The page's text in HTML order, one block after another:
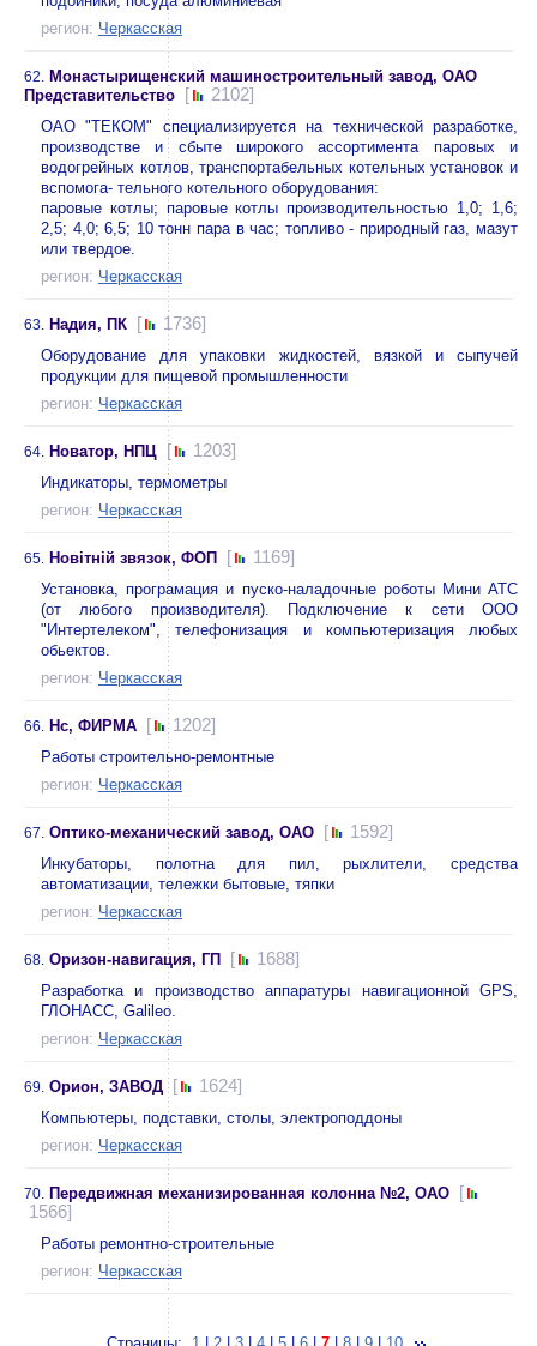
регион: Черкасская
62. Монастырищенский машиностроительный завод, ОАО
Представительство
[ 2102]
ОАО "ТЕКОМ" специализируется на технической разработке,
производстве и сбыте широкого ассортимента паровых и
водогрейных котлов, транспортабельных котельных установок и
вспомога- тельного котельного оборудования:
паровые котлы; паровые котлы производительностью 1,0; 1,6;
2,5; 4,0; 6,5; 10 тонн пара в час; топливо - природный газ, мазут
или твердое.
регион: Черкасская
63. Надия, ПК [ 1736]
Оборудование для упаковки жидкостей, вязкой и сыпучей
продукции для пищевой промышленности
регион: Черкасская
64. Новатор, НПЦ [ 1203]
Индикаторы, термометры
регион: Черкасская
65. Новітній звязок, ФОП [ 1169]
Установка, програмация и пуско-наладочные роботы Мини АТС
(от любого производителя). Подключение к сети ООО
"Интертелеком", телефонизация и компьютеризация любых
обьектов.
регион: Черкасская
66. Нс, ФИРМА [ 1202]
Работы строительно-ремонтные
регион: Черкасская
67. Оптико-механический завод, ОАО [ 1592]
Инкубаторы, полотна для пил, рыхлители, средства
автоматизации, тележки бытовые, тяпки
регион: Черкасская
68. Оризон-навигация, ГП [ 1688]
Разработка и производство аппаратуры навигационной GPS,
ГЛОНАСС, Galileo.
регион: Черкасская
69. Орион, ЗАВОД [ 1624]
Компьютеры, подставки, столы, электроподдоны
регион: Черкасская
70. Передвижная механизированная колонна №2, ОАО
[
1566]
Работы ремонтно-строительные
регион: Черкасская